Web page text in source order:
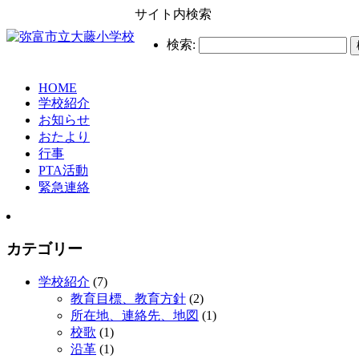
サイト内検索
検索:
HOME
学校紹介
お知らせ
おたより
行事
PTA活動
緊急連絡
カテゴリー
学校紹介 (7)
教育目標、教育方針 (2)
所在地、連絡先、地図 (1)
校歌 (1)
沿革 (1)